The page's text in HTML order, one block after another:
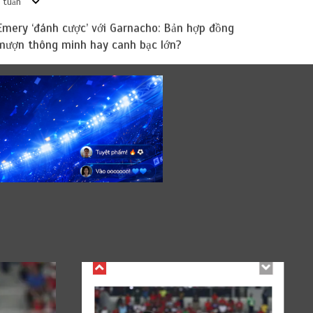
‘đánh cược’ với Garnacho: Bản hợp đồng
thông minh hay canh bạc lớn?
Chuyển Nhượng
Việt Nam – Timor Leste: Đối thủ tí
hon “lột xác” với “lính đánh thuê”
Leste: Đối thủ tí hon